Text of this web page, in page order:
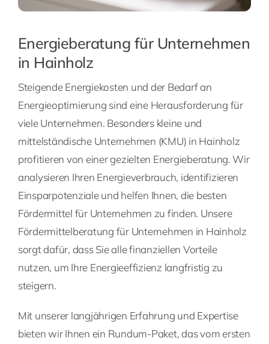
Energieberatung für Unternehmen
in Hainholz
Steigende Energiekosten und der Bedarf an
Energieoptimierung sind eine Herausforderung für
viele Unternehmen. Besonders kleine und
mittelständische Unternehmen (KMU) in Hainholz
profitieren von einer gezielten Energieberatung. Wir
analysieren Ihren Energieverbrauch, identifizieren
Einsparpotenziale und helfen Ihnen, die besten
Fördermittel für Unternehmen zu finden. Unsere
Fördermittelberatung für Unternehmen in Hainholz
sorgt dafür, dass Sie alle finanziellen Vorteile
nutzen, um Ihre Energieeffizienz langfristig zu
steigern.
Mit unserer langjährigen Erfahrung und Expertise
bieten wir Ihnen ein Rundum-Paket, das vom ersten